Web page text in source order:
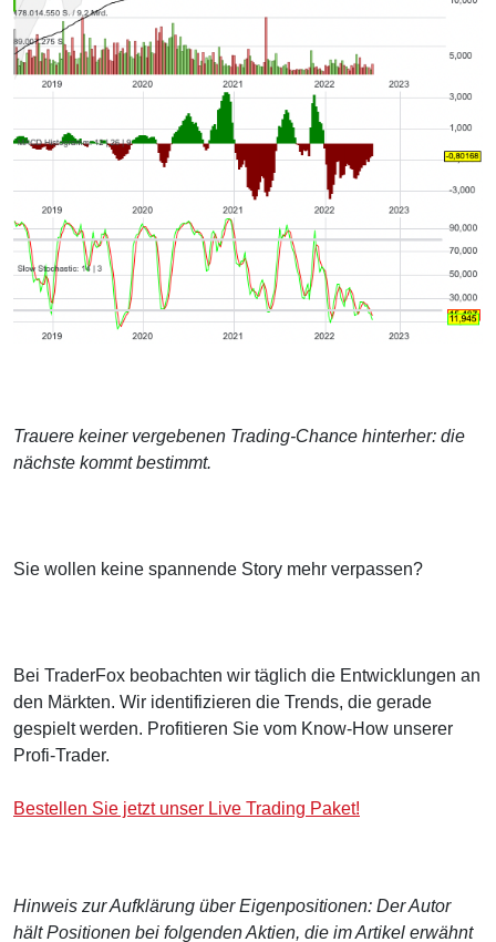
Trauere keiner vergebenen Trading-Chance hinterher: die
nächste kommt bestimmt.
Sie wollen keine spannende Story mehr verpassen?
Bei TraderFox beobachten wir täglich die Entwicklungen an
den Märkten. Wir identifizieren die Trends, die gerade
gespielt werden. Profitieren Sie vom Know-How unserer
Profi-Trader.
Bestellen Sie jetzt unser Live Trading Paket!
Hinweis zur Aufklärung über Eigenpositionen: Der Autor
hält Positionen bei folgenden Aktien, die im Artikel erwähnt